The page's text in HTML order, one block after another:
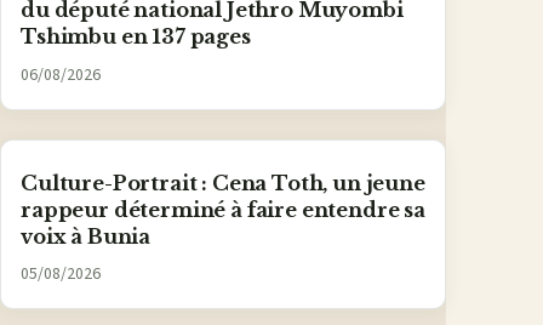
du député national Jethro Muyombi
Tshimbu en 137 pages
06/08/2026
Culture-Portrait : Cena Toth, un jeune
rappeur déterminé à faire entendre sa
voix à Bunia
05/08/2026